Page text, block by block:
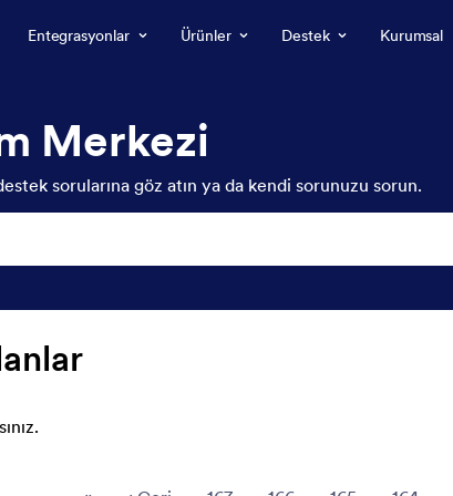
Entegrasyonlar Ürünler Destek Kurumsal
Merkezi
sorularına göz atın ya da kendi sorunuzu sorun.